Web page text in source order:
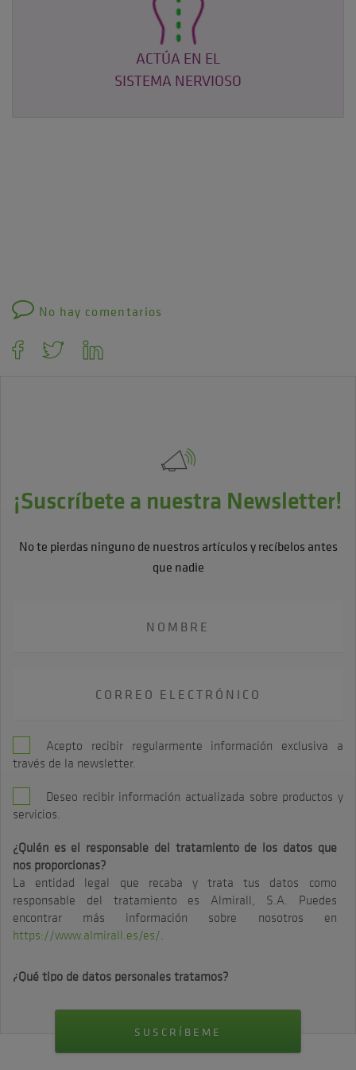
ACTÚA EN EL
SISTEMA NERVIOSO
No hay comentarios
¡Suscríbete a nuestra Newsletter!
No te pierdas ninguno de nuestros artículos y recíbelos antes
que nadie
Acepto recibir regularmente información exclusiva a
través de la newsletter.
Deseo recibir información actualizada sobre productos y
servicios.
¿Quién es el responsable del tratamiento de los datos que
nos proporcionas?
La entidad legal que recaba y trata tus datos como
responsable del tratamiento es Almirall, S.A. Puedes
encontrar más información sobre nosotros en
https://www.almirall.es/es/
¿Qué tipo de datos personales tratamos?
el proceso de registro.
¿Para qué finalidades tratamos tus datos?